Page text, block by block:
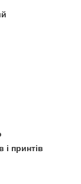
і принтів